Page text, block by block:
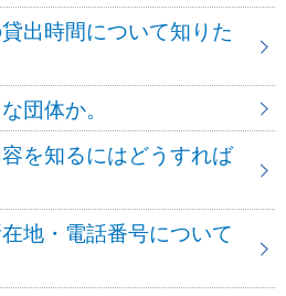
出時間について知りた
団体か。
を知るにはどうすれば
地・電話番号について